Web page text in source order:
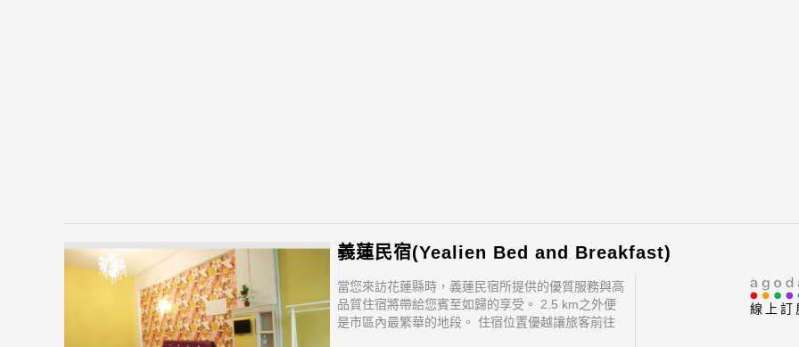
義蓮民宿(Yealien Bed and Breakfast)
當您來訪花蓮縣時，義蓮民宿所提供的優質服務與高
品質住宿將帶給您賓至如歸的享受。 2.5 km之外便
是市區內最繁華的地段。 住宿位置優越讓旅客前往
線上訂